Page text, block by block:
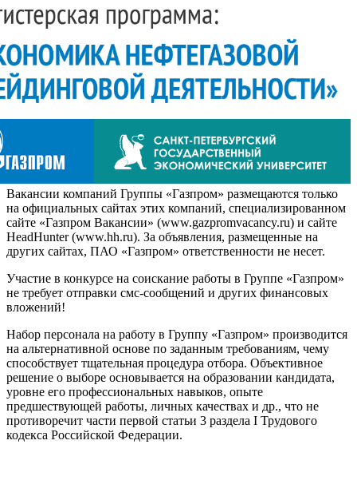
Вакансии компаний Группы «Газпром» размещаются только
на официальных сайтах этих компаний, специализированном
сайте «Газпром Вакансии» (www.gazpromvacancy.ru) и сайте
HeadHunter (www.hh.ru). За объявления, размещенные на
других сайтах, ПАО «Газпром» ответственности не несет.
Участие в конкурсе на соискание работы в Группе «Газпром»
не требует отправки смс-сообщений и других финансовых
вложений!
Набор персонала на работу в Группу «Газпром» производится
на альтернативной основе по заданным требованиям, чему
способствует тщательная процедура отбора. Объективное
решение о выборе основывается на образовании кандидата,
уровне его профессиональных навыков, опыте
предшествующей работы, личных качествах и др., что не
противоречит части первой статьи 3 раздела I Трудового
кодекса Российской Федерации.